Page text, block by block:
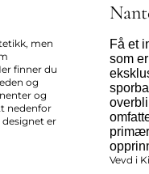
men
finner du
og
og
nedenfor
er
Få et
som
Vevd i